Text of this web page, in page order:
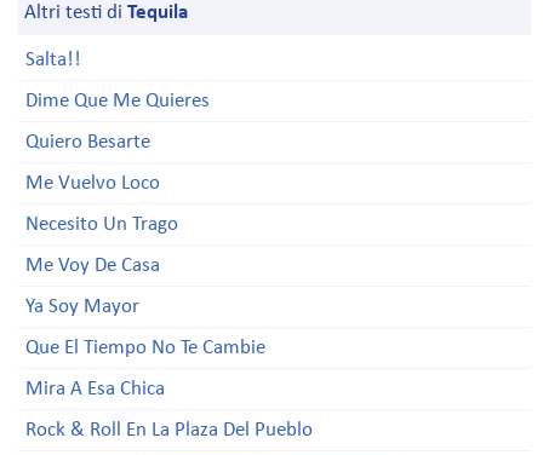
Altri testi di Tequila
Salta!!
Dime Que Me Quieres
Quiero Besarte
Me Vuelvo Loco
Necesito Un Trago
Me Voy De Casa
Ya Soy Mayor
Que El Tiempo No Te Cambie
Mira A Esa Chica
Rock & Roll En La Plaza Del Pueblo